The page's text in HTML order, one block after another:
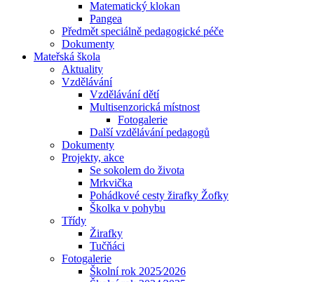
Matematický klokan
Pangea
Předmět speciálně pedagogické péče
Dokumenty
Mateřská škola
Aktuality
Vzdělávání
Vzdělávání dětí
Multisenzorická místnost
Fotogalerie
Další vzdělávání pedagogů
Dokumenty
Projekty, akce
Se sokolem do života
Mrkvička
Pohádkové cesty žirafky Žofky
Školka v pohybu
Třídy
Žirafky
Tučňáci
Fotogalerie
Školní rok 2025⁄2026